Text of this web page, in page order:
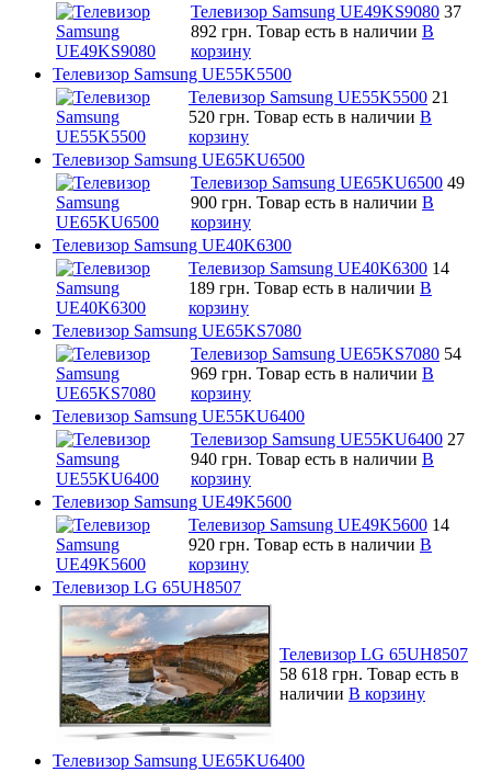
Телевизор Samsung UE49KS9080 37
892 грн. Товар есть в наличии В
корзину
Телевизор Samsung UE55K5500
Телевизор Samsung UE55K5500 21
520 грн. Товар есть в наличии В
корзину
Телевизор Samsung UE65KU6500
Телевизор Samsung UE65KU6500 49
900 грн. Товар есть в наличии В
корзину
Телевизор Samsung UE40K6300
Телевизор Samsung UE40K6300 14
189 грн. Товар есть в наличии В
корзину
Телевизор Samsung UE65KS7080
Телевизор Samsung UE65KS7080 54
969 грн. Товар есть в наличии В
корзину
Телевизор Samsung UE55KU6400
Телевизор Samsung UE55KU6400 27
940 грн. Товар есть в наличии В
корзину
Телевизор Samsung UE49K5600
Телевизор Samsung UE49K5600 14
920 грн. Товар есть в наличии В
корзину
Телевизор LG 65UH8507
Телевизор LG 65UH8507
58 618 грн. Товар есть в
наличии В корзину
Телевизор Samsung UE65KU6400